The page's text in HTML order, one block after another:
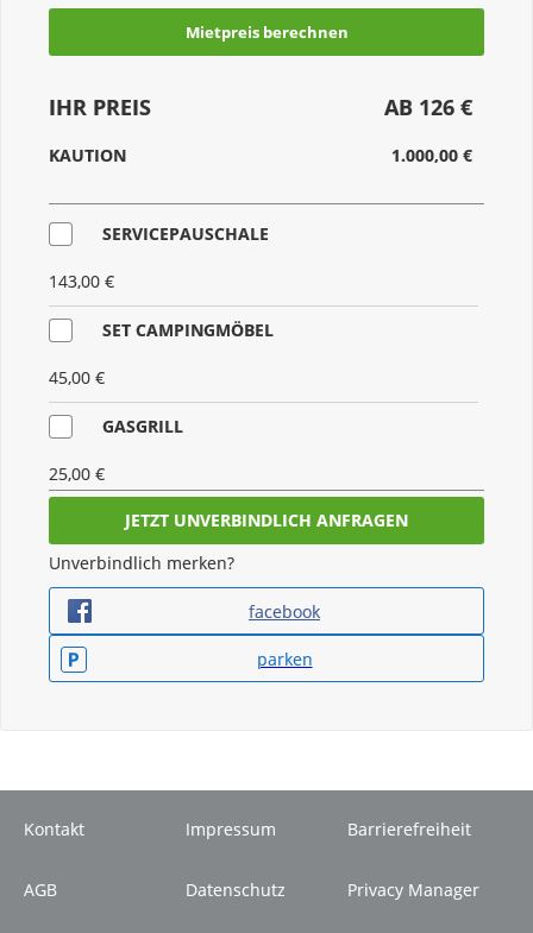
Mietpreis berechnen
IHR PREIS AB 126 €
KAUTION 1.000,00 €
SERVICEPAUSCHALE
143,00 €
SET CAMPINGMÖBEL
45,00 €
GASGRILL
25,00 €
ABHOLUNG SAMSTAGS
79,00 €
40,00 €
Unverbindlich merken?
facebook
parken
Kontakt Impressum Barrierefreiheit
AGB Datenschutz Privacy Manager